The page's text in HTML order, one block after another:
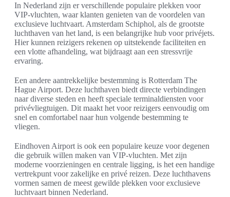
In Nederland zijn er verschillende populaire plekken voor
VIP-vluchten, waar klanten genieten van de voordelen van
exclusieve luchtvaart. Amsterdam Schiphol, als de grootste
luchthaven van het land, is een belangrijke hub voor privéjets.
Hier kunnen reizigers rekenen op uitstekende faciliteiten en
een vlotte afhandeling, wat bijdraagt aan een stressvrije
ervaring.
Een andere aantrekkelijke bestemming is Rotterdam The
Hague Airport. Deze luchthaven biedt directe verbindingen
naar diverse steden en heeft speciale terminaldiensten voor
privévliegtuigen. Dit maakt het voor reizigers eenvoudig om
snel en comfortabel naar hun volgende bestemming te
vliegen.
Eindhoven Airport is ook een populaire keuze voor degenen
die gebruik willen maken van VIP-vluchten. Met zijn
moderne voorzieningen en centrale ligging, is het een handige
vertrekpunt voor zakelijke en privé reizen. Deze luchthavens
vormen samen de meest gewilde plekken voor exclusieve
luchtvaart binnen Nederland.